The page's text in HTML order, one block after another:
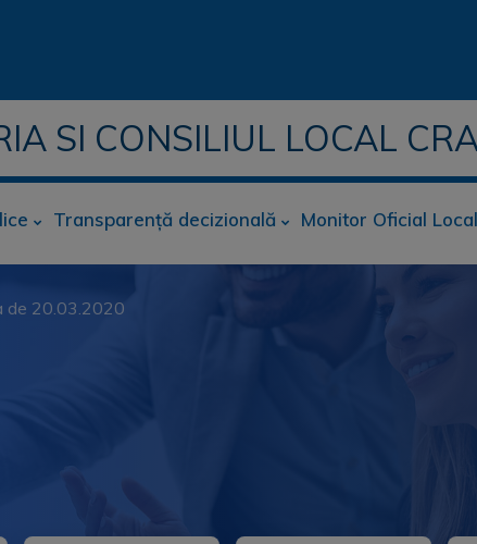
SI CONSILIUL LOCAL
Transparență decizională Monitor Oficial Local
de 20.03.2020